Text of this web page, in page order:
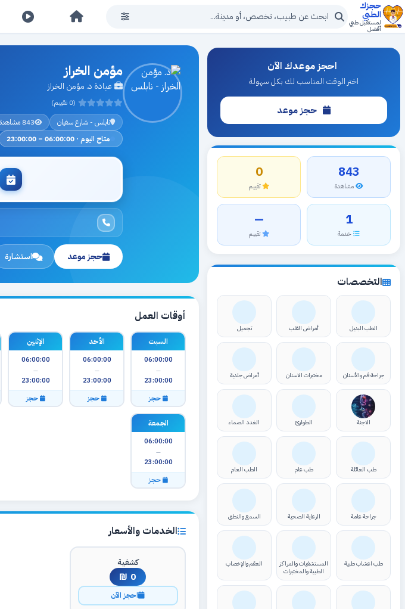
حجزك
الطبي
لمستقبل طبي
أفضل
احجز موعدك الآن
اختر الوقت المناسب لك بكل سهولة
حجز موعد
843
مشاهدة
0
تقييم
1
خدمة
—
تقييم
التخصصات
الطب البديل أمراض القلب تجميل
جراحة فم والأسنان مختبرات الاسنان أمراض جلدية
الاجنة الطوارئ الغدد الصماء
طب العائلة طب عام الطب العام
جراحة عامة الرعاية الصحية السمع والنطق
طب اعشاب طبية
المستشفيات والمراكز
الطبية والمختبرات
العقم والإخصاب
مؤمن الخراز
عيادة د. مؤمن الخراز
(0 تقييم)
نابلس - شارع سفيان
843 مشاهدة
متاح اليوم · 06:00:00 – 23:00:00
حجز موعد استشارة
أوقات العمل
السبت
06:00:00
—
23:00:00
حجز
الأحد
06:00:00
—
23:00:00
حجز
الإثنين
06:00:00
—
23:00:00
حجز
الجمعة
06:00:00
—
23:00:00
حجز
الخدمات والأسعار
كشفية
0 ₪
احجز الآن